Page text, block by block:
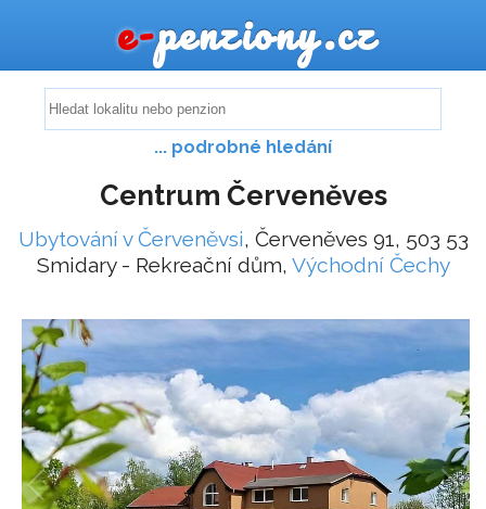
e-penziony.cz
... podrobné hledání
Centrum Červeněves
Ubytování v Červeněvsi, Červeněves 91, 503 53
Smidary - Rekreační dům, Východní Čechy